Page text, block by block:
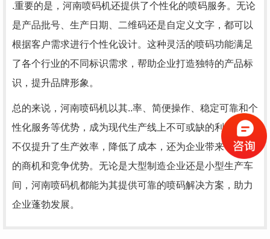
.重要的是，河南喷码机还提供了个性化的喷码服务。无论
是产品批号、生产日期、二维码还是自定义文字，都可以
根据客户需求进行个性化设计。这种灵活的喷码功能满足
了各个行业的不同标识需求，帮助企业打造独特的产品标
识，提升品牌形象。
总的来说，河南喷码机以其..率、简便操作、稳定可靠和个
性化服务等优势，成为现代生产线上不可或缺的利器。它
不仅提升了生产效率，降低了成本，还为企业带来了更多
的商机和竞争优势。无论是大型制造企业还是小型生产车
间，河南喷码机都能为其提供可靠的喷码解决方案，助力
企业蓬勃发展。